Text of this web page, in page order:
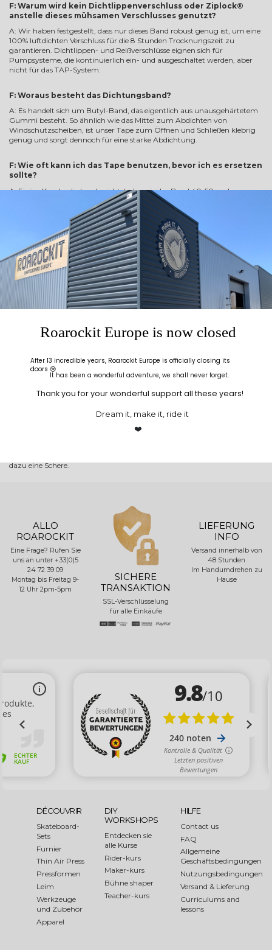
F: Warum wird kein Dichtlippenverschluss oder Ziplock®
anstelle dieses mühsamen Verschlusses genutzt?
A: Wir haben festgestellt, dass nur dieses Band robust genug ist, um eine
100% luftdichten Verschluss für die 8 Stunden Trocknungszeit zu
garantieren. Dichtlippen- und Reißverschlüsse eignen sich für
Pumpsysteme, die kontinuierlich ein- und ausgeschaltet werden, aber
nicht für das TAP-System.
F: Woraus besteht das Dichtungsband?
A: Es handelt sich um Butyl-Band, das eigentlich aus unausgehärtetem
Gummi besteht. So ähnlich wie das Mittel zum Abdichten von
Windschutzscheiben, ist unser Tape zum Öffnen und Schließen klebrig
genug und sorgt dennoch für eine starke Abdichtung.
F: Wie oft kann ich das Tape benutzen, bevor ich es ersetzen
sollte?
A: Einige Kunden haben berichtet, dass sie das Band 40-50 mal
verwenden konnten. Jedoch entsprechen 15-20 Verwendungen eher dem
F: Was muss ich tun, damit ich das Band noch häufiger
verwenden kann?
A: Wenn Sie den Papierstreifen wieder aufkleben, BEVOR Sie Ihre
Pressung aus dem Beutel nehmen, wird das Tape viel sauberer bleiben.
Denn wenn Sie Ihr Projekt herausnehmen und es über das klebrige Band
ziehen, werden Schaumstoffstücke, Leim und Sägespäne kleben bleiben.
TIPP: Entfernen Sie den Papierstreifen und legen Sie ihn vor dem
Verschließen in den Beutel. So wird er gleich zum Aufkleben für Sie
F: Was kann ich verwenden, wenn ich mein Entlüftungsnetz
nicht finden kann
A: Verwenden Sie ein ähnliches netzartiges Material, sofern es nicht an
Laminierungsprozesses auf das Material tropft.
dazu eine Schere.
ALLO
ROAROCKIT
Eine Frage? Rufen Sie
uns an unter +33(0)5
24 72 39 09
Montag bis Freitag 9-
12 Uhr 2pm-5pm
SICHERE
TRANSAKTION
SSL-Verschlüsselung
für alle Einkäufe
LIEFERUNG
INFO
Versand innerhalb von
48 Stunden
Im Handumdrehen zu
Hause
DÉCOUVRIR
Skateboard-
Sets
Furnier
Thin Air Press
Pressformen
Leim
Werkzeuge
und Zubehör
Apparel
DIY
WORKSHOPS
Entdecken sie
alle Kurse
Rider-kurs
Maker-kurs
Bühne shaper
Teacher-kurs
HILFE
Contact us
FAQ
Allgemeine
Geschäftsbedingungen
Nutzungsbedingungen
Versand & Lieferung
Curriculums and
lessons
Roarockit Europe is now closed
After 13 incredible years, Roarockit Europe is officially closing its
doors 😢
Thank you for your wonderful support all these years!
❤️
It has been a wonderful adventure, we shall never forget.
Dream it, make it, ride it